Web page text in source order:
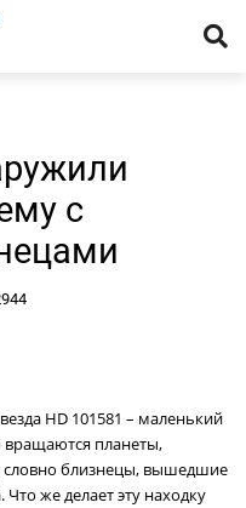
с
HD 101581 – маленький
вращаются планеты,
словно близнецы, вышедшие
же делает эту находку